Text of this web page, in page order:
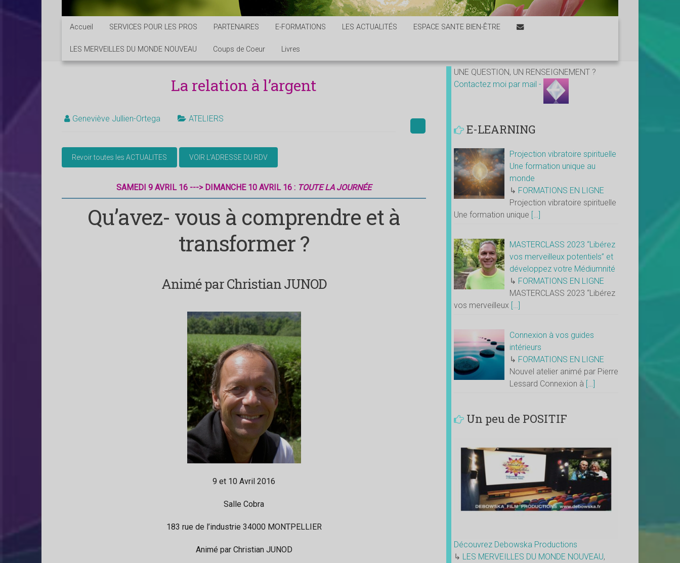
Accueil SERVICES POUR LES PROS PARTENAIRES E-FORMATIONS LES ACTUALITÉS ESPACE SANTE BIEN-ÊTRE
LES MERVEILLES DU MONDE NOUVEAU Coups de Coeur Livres
La relation à l’argent
Geneviève Jullien-Ortega ATELIERS
SAMEDI 9 AVRIL 16 ---> DIMANCHE 10 AVRIL 16 : TOUTE LA JOURNÉE
Qu’avez- vous à comprendre et à
transformer ?
Animé par Christian JUNOD
9 et 10 Avril 2016
Salle Cobra
183 rue de l’industrie 34000 MONTPELLIER
Animé par Christian JUNOD
UNE QUESTION, UN RENSEIGNEMENT ?
Contactez moi par mail -
E-LEARNING
Projection vibratoire spirituelle
Une formation unique au
monde
↳ FORMATIONS EN LIGNE
Projection vibratoire spirituelle
Une formation unique […]
MASTERCLASS 2023 “Libérez
vos merveilleux potentiels” et
développez votre Médiumnité
↳ FORMATIONS EN LIGNE
MASTERCLASS 2023 “Libérez
vos merveilleux […]
Connexion à vos guides
intérieurs
↳ FORMATIONS EN LIGNE
Nouvel atelier animé par Pierre
Lessard Connexion à […]
Un peu de POSITIF
Découvrez Debowska Productions
↳ LES MERVEILLES DU MONDE NOUVEAU,